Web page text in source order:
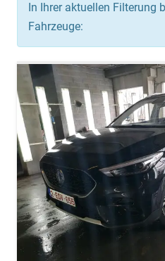
In Ihrer aktuellen Filterung
Fahrzeuge: